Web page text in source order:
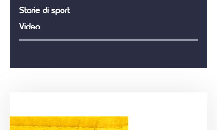
Storie di sport
Video